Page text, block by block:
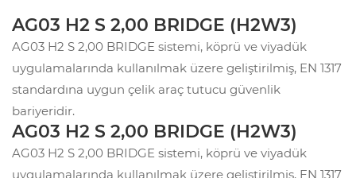
AG03 H2 S 2,00 BRIDGE (H2W3)
AG03 H2 S 2,00 BRIDGE sistemi, köprü ve viyadük
uygulamalarında kullanılmak üzere geliştirilmiş, EN 1317
standardına uygun çelik araç tutucu güvenlik
bariyeridir.
AG03 H2 S 2,00 BRIDGE (H2W3)
AG03 H2 S 2,00 BRIDGE sistemi, köprü ve viyadük
uygulamalarında kullanılmak üzere geliştirilmiş, EN 1317